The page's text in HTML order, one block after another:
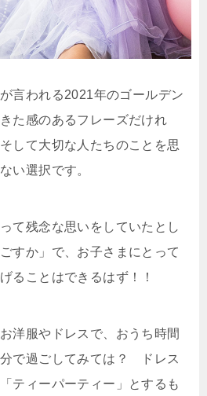
言われる2021年のゴールデン
た感のあるフレーズだけれ
して大切な人たちのことを思
い選択です。
て残念な思いをしていたとし
すか」で、お子さまにとって
ることはできるはず！！
洋服やドレスで、おうち時間
で過ごしてみては？ ドレス
ティーパーティー」とするも